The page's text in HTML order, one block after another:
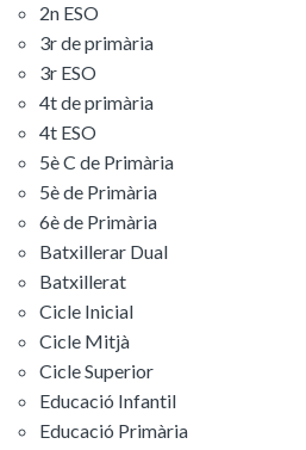
2n ESO
3r de primària
3r ESO
4t de primària
4t ESO
5è C de Primària
5è de Primària
6è de Primària
Batxillerar Dual
Batxillerat
Cicle Inicial
Cicle Mitjà
Cicle Superior
Educació Infantil
Educació Primària